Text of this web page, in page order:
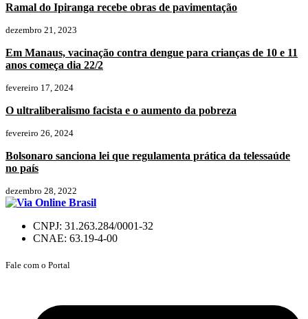
Ramal do Ipiranga recebe obras de pavimentação
dezembro 21, 2023
Em Manaus, vacinação contra dengue para crianças de 10 e 11
anos começa dia 22/2
fevereiro 17, 2024
O ultraliberalismo facista e o aumento da pobreza
fevereiro 26, 2024
Bolsonaro sanciona lei que regulamenta prática da telessaúde
no país
dezembro 28, 2022
CNPJ: 31.263.284/0001-32
CNAE: 63.19-4-00
Fale com o Portal